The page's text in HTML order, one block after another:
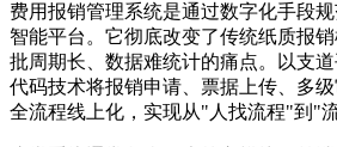
费用报销管理系统是通过数字化手段
智能平台。它彻底改变了传统纸质报
批周期长、数据难统计的痛点。以支
代码技术将报销申请、票据上传、多
全流程线上化，实现从"人找流程"到"